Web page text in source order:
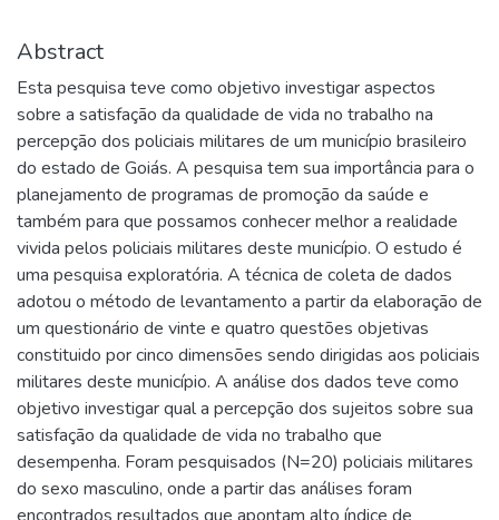
Abstract
Esta pesquisa teve como objetivo investigar aspectos
sobre a satisfação da qualidade de vida no trabalho na
percepção dos policiais militares de um município brasileiro
do estado de Goiás. A pesquisa tem sua importância para o
planejamento de programas de promoção da saúde e
também para que possamos conhecer melhor a realidade
vivida pelos policiais militares deste município. O estudo é
uma pesquisa exploratória. A técnica de coleta de dados
adotou o método de levantamento a partir da elaboração de
um questionário de vinte e quatro questões objetivas
constituido por cinco dimensões sendo dirigidas aos policiais
militares deste município. A análise dos dados teve como
objetivo investigar qual a percepção dos sujeitos sobre sua
satisfação da qualidade de vida no trabalho que
desempenha. Foram pesquisados (N=20) policiais militares
do sexo masculino, onde a partir das análises foram